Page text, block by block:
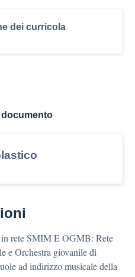
dei curricola
rete SMIM E OGMB: Rete
e Orchestra giovanile di
ad indirizzo musicale della